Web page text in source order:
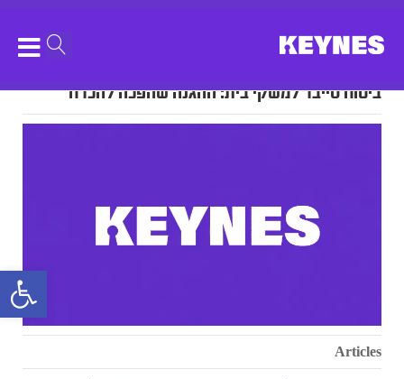
ביטוח סייבר למשקי בית: ההגנה שהפכה להכרח
Articles